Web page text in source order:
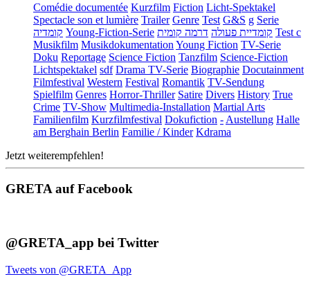
Comédie documentée Kurzfilm Fiction Licht-Spektakel
Spectacle son et lumière Trailer Genre Test G&S g Serie
קומדיה Young-Fiction-Serie קומדיית פעולה דרמה קומית
Test c
Musikfilm Musikdokumentation Young Fiction TV-Serie
Doku Reportage Science Fiction Tanzfilm Science-Fiction
Lichtspektakel sdf Drama TV-Serie Biographie Docutainment
Filmfestival Western Festival Romantik TV-Sendung
Spielfilm Genres Horror-Thriller Satire Divers History True
Crime TV-Show Multimedia-Installation Martial Arts
Familienfilm Kurzfilmfestival Dokufiction - Austellung Halle
am Berghain Berlin Familie / Kinder Kdrama
Jetzt weiterempfehlen!
GRETA auf Facebook
@GRETA_app bei Twitter
Tweets von @GRETA_App